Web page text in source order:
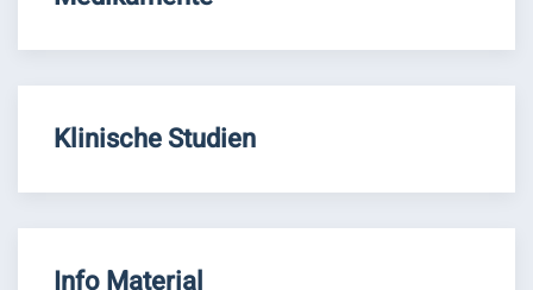
Klinische Studien
Info Material